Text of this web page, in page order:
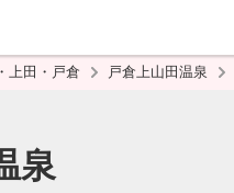
上田・戸倉 戸倉上山田温泉
泉